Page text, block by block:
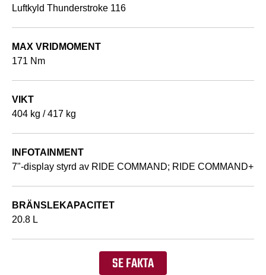
Luftkyld Thunderstroke 116
MAX VRIDMOMENT
171 Nm
VIKT
404 kg / 417 kg
INFOTAINMENT
7"-display styrd av RIDE COMMAND; RIDE COMMAND+
BRÄNSLEKAPACITET
20.8 L
SE FAKTA